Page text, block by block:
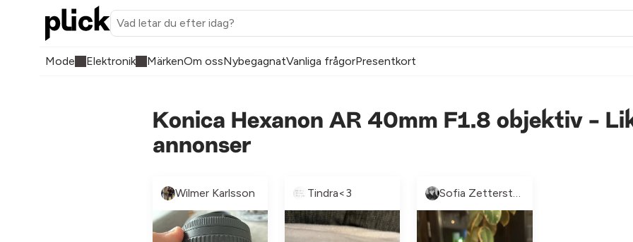
Mode Elektronik MärkenOm ossNybegagnatVanliga frågorPresentkort
Konica Hexanon AR 40mm F1.8 objektiv -
annonser
Wilmer Karlsson Tindra<3 Sofia Zetterstrand